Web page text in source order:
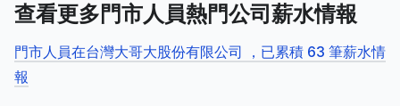
查看更多門市人員熱門公司薪水情報
門市人員在台灣大哥大股份有限公司 ，已累積 63 筆薪水情
報